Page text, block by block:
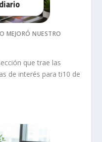
MEJORÓ NUESTRO
que trae las
de interés para ti10 de